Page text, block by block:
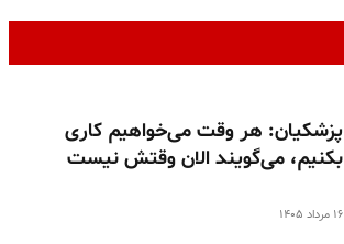
پزشکیان: هر وقت می‌خواهیم کاری
بکنیم، می‌گویند الان وقتش نیست
۱۶ مرداد ۱۴۰۵